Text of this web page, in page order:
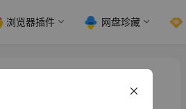
浏览器插件 网盘珍藏